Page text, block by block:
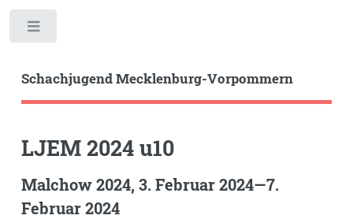
Schachjugend Mecklenburg-Vorpommern
LJEM 2024 u10
Malchow 2024, 3. Februar 2024—7.
Februar 2024